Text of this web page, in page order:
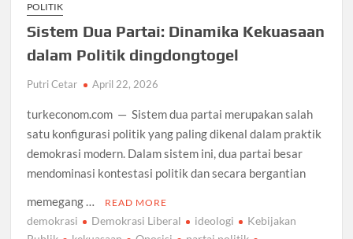
POLITIK
Sistem Dua Partai: Dinamika Kekuasaan
dalam Politik dingdongtogel
Putri Cetar April 22, 2026
turkeconom.com — Sistem dua partai merupakan salah
satu konfigurasi politik yang paling dikenal dalam praktik
demokrasi modern. Dalam sistem ini, dua partai besar
mendominasi kontestasi politik dan secara bergantian
memegang …
READ MORE
demokrasi Demokrasi Liberal ideologi
Kebijakan